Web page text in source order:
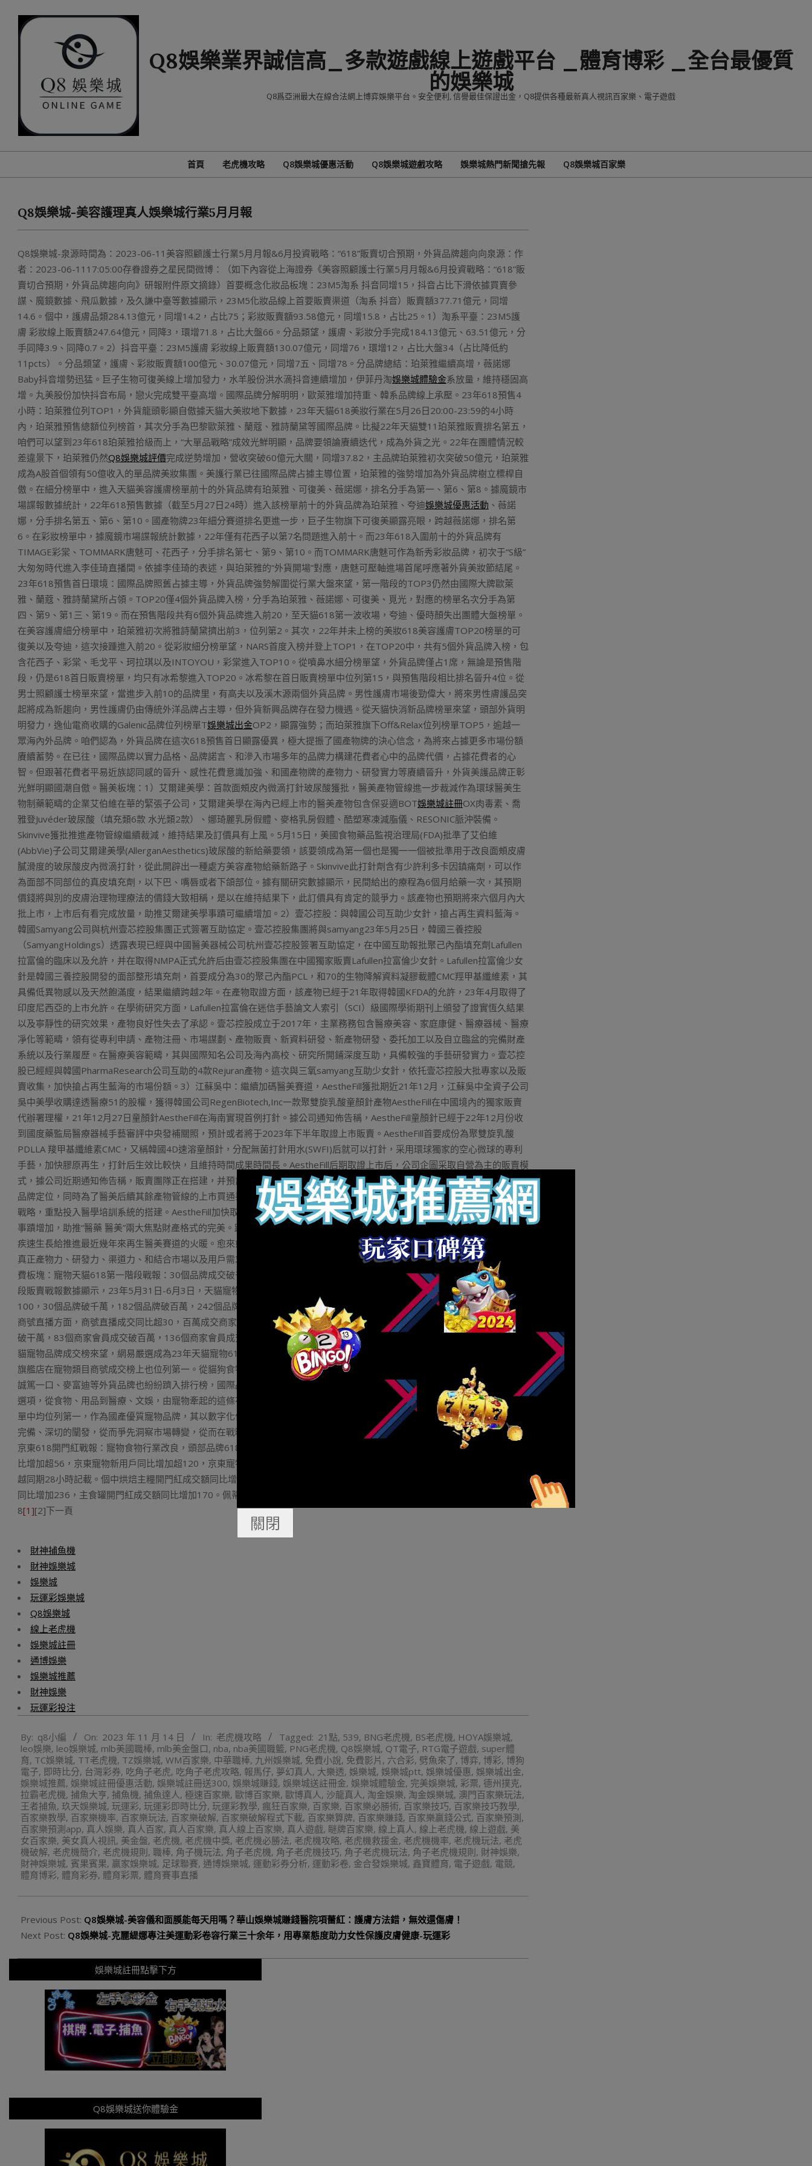
content
Q8娛樂業界誠信高_多款遊戲線上遊戲平台 _體育博彩 _全台最優質
的娛樂城
Q8爲亞洲最大在線合法網上博弈娛樂平台。安全便利, 信譽最佳保證出金，Q8提供各種最新真人視訊百家樂、電子遊戲
Primary
首頁 老虎機攻略 Q8娛樂城優惠活動 Q8娛樂城遊戲攻略 娛樂城熱門新聞搶先報 Q8娛樂城百家樂
Q8娛樂城-美容護理真人娛樂城行業5月月報
Q8娛樂城-泉源時間為：2023-06-11美容照顧護士行業5月月報&6月投資戰略：“618”販賣切合預期，外貨品牌趨向向泉源：作
者：2023-06-1117:05:00存眷證券之星民間微博：（如下內容從上海證券《美容照顧護士行業5月月報&6月投資戰略：“618”販
賣切合預期，外貨品牌趨向向》研報附件原文摘錄）首要概念化妝品板塊：23M5淘系 抖音同增15，抖音占比下滑依據買賣參
謀、魔鏡數據、飛瓜數據，及久謙中臺等數據顯示，23M5化妝品線上首要販賣渠道（淘系 抖音）販賣額377.71億元，同增
14.6。個中，護膚品類284.13億元，同增14.2，占比75；彩妝販賣額93.58億元，同增15.8，占比25。1）淘系平臺：23M5護
膚 彩妝線上販賣額247.64億元，同降3，環增71.8，占比大盤66。分品類望，護膚、彩妝分手完成184.13億元、63.51億元，分
手同降3.9、同降0.7。2）抖音平臺：23M5護膚 彩妝線上販賣額130.07億元，同增76，環增12，占比大盤34（占比降低約
11pcts）。分品類望，護膚、彩妝販賣額100億元、30.07億元，同增7五、同增78。分品牌總結：珀萊雅繼續高增，薇諾娜
Baby抖音增勢迅猛。巨子生物可復美線上增加發力，水羊股份洪水滴抖音連續增加，伊菲丹淘娛樂城體驗金系放量，維持穩固高
增。丸美股份加快抖音布局，戀火完成雙平臺高增。國際品牌分解明明，歐萊雅增加持重、韓系品牌線上承壓。23年618預售4
小時：珀萊雅位列TOP1，外貨龍頭彰顯自傲據天貓大美妝地下數據，23年天貓618美妝行業在5月26日20:00-23:59的4小時
內，珀萊雅預售總額位列榜首，其次分手為巴黎歐萊雅、蘭蔻、雅詩蘭黛等國際品牌。比擬22年天貓雙11珀萊雅販賣排名第五，
咱們可以望到23年618珀萊雅拾級而上，“大單品戰略”成效光鮮明顯，品牌要領論賡續迭代，成為外貨之光。22年在團體情況較
差違景下，珀萊雅仍然Q8娛樂城評價完成逆勢增加，營收突破60億元大關，同增37.82，主品牌珀萊雅初次突破50億元，珀萊雅
成為A股首個領有50億收入的單品牌美妝集團。美護行業已往國際品牌占據主導位置，珀萊雅的強勢增加為外貨品牌樹立標桿自
傲。在細分榜單中，進入天貓美容護膚榜單前十的外貨品牌有珀萊雅、可復美、薇諾娜，排名分手為第一、第6、第8。據魔鏡市
場諜報數據統計，22年618預售數據（截至5月27日24時）進入該榜單前十的外貨品牌為珀萊雅、夸迪娛樂城優惠活動 、薇諾
娜，分手排名第五、第6、第10。國產物牌23年細分賽道排名更進一步，巨子生物旗下可復美顯露亮眼，跨越薇諾娜，排名第
6。在彩妝榜單中，據魔鏡市場諜報統計數據，22年僅有花西子以第7名問題進入前十。而23年618入圍前十的外貨品牌有
TIMAGE彩棠、TOMMARK唐魅可、花西子，分手排名第七、第9、第10。而TOMMARK唐魅可作為新秀彩妝品牌，初次于“S級”
大匆匆時代進入李佳琦直播間。依據李佳琦的表述，與珀萊雅的“外貨開場”對應，唐魅可壓軸進場首尾呼應著外貨美妝節結尾。
23年618預售首日環境：國際品牌照舊占據主導，外貨品牌強勢解圍從行業大盤來望，第一階段的TOP3仍然由國際大牌歐萊
雅、蘭蔻、雅詩蘭黛所占領。TOP20僅4個外貨品牌入榜，分手為珀萊雅、薇諾娜、可復美、覓光，對應的榜單名次分手為第
四、第9、第1三、第19。而在預售階段共有6個外貨品牌進入前20，至天貓618第一波收場，夸迪、優時顏失出團體大盤榜單。
在美容護膚細分榜單中，珀萊雅初次將雅詩蘭黛擠出前3，位列第2。其次，22年并未上榜的美妝618美容護膚TOP20榜單的可
復美以及夸迪，這次接踵進入前20。從彩妝細分榜單望，NARS首度入榜并登上TOP1，在TOP20中，共有5個外貨品牌入榜，包
含花西子、彩棠、毛戈平、珂拉琪以及INTOYOU，彩棠進入TOP10。從噴鼻水細分榜單望，外貨品牌僅占1席，無論是預售階
段，仍是618首日販賣榜單，均只有冰希黎進入TOP20。冰希黎在首日販賣榜單中位列第15，與預售階段相比排名晉升4位。從
男士照顧護士榜單來望，當進步入前10的品牌里，有高夫以及溪木源兩個外貨品牌。男性護膚市場後勁偉大，將來男性膚護品突
起將成為新趨向，男性護膚仍由傳統外洋品牌占主導，但外貨新興品牌存在發力機遇。從天貓快消新品牌榜單來望，頭部外貨明
明發力，逸仙電商收購的Galenic品牌位列榜單T娛樂城出金OP2，顯露強勢；而珀萊雅旗下Off&Relax位列榜單TOP5，逾越一
眾海內外品牌。咱們認為，外貨品牌在這次618預售首日顯露優異，極大提振了國產物牌的決心信念，為將來占據更多市場份額
賡續蓄勢。在已往，國際品牌以實力品格、品牌諾言、和滲入市場多年的品牌力構建花費者心中的品牌代價，占據花費者的心
智。但跟著花費者平易近族認同感的晉升、感性花費意識加強、和國產物牌的產物力、研發實力等賡續晉升，外貨美護品牌正彰
光鮮明顯國潮自傲。醫美板塊：1）艾爾建美學：首款面頰皮內微滴打針玻尿酸獲批，醫美產物管線進一步裁減作為環球醫美生
物制藥範疇的企業艾伯維在華的緊張子公司，艾爾建美學在海內已經上市的醫美產物包含保妥適BOT娛樂城註冊OX肉毒素、喬
雅登Juvéder玻尿酸（填充類6款 水光類2款）、娜琦麗乳房假體、麥格乳房假體、酷塑寒凍減脂儀、RESONIC脈沖裝備。
Skinvive獲批推進產物管線繼續裁減，維持結果及訂價具有上風。5月15日，美國食物藥品監視治理局(FDA)批準了艾伯維
(AbbVie)子公司艾爾建美學(AllerganAesthetics)玻尿酸的新給藥要領，該要領成為第一個也是獨一一個被批準用于改良面頰皮膚
膩滑度的玻尿酸皮內微滴打針，從此開辟出一種處方美容產物給藥新路子。Skinvive此打針劑含有少許利多卡因鎮痛劑，可以作
為面部不同部位的真皮填充劑，以下巴、嘴唇或者下頜部位。據有關研究數據顯示，民間給出的療程為6個月給藥一次，其預期
價錢將與別的皮膚治理物理療法的價錢大致相稱，是以在維持結果下，此訂價具有肯定的競爭力。該產物也預期將來六個月內大
批上市，上市后有看完成放量，助推艾爾建美學事蹟可繼續增加。2）壹芯控股：與韓國公司互助少女針，搶占再生資料藍海。
韓國Samyang公司與杭州壹芯控股集團正式簽署互助協定。壹芯控股集團將與samyang23年5月25日，韓國三養控股
（SamyangHoldings）透露表現已經與中國醫美器械公司杭州壹芯控股簽署互助協定，在中國互助報批聚己內酯填充劑Lafullen
拉富倫的臨床以及允許，并在取得NMPA正式允許后由壹芯控股集團在中國獨家販賣Lafullen拉富倫少女針。Lafullen拉富倫少女
針是韓國三養控股開發的面部整形填充劑，首要成分為30的聚己內酯PCL，和70的生物降解資料凝膠載體CMC羥甲基纖維素，其
具備低異物感以及天然飽滿度，結果繼續跨越2年。在產物取證方面，該產物已經于21年取得韓國KFDA的允許，23年4月取得了
印度尼西亞的上市允許。在學術研究方面，Lafullen拉富倫在迷信手藝論文人索引（SCI）級國際學術期刊上頒發了證實恆久結果
以及寧靜性的研究效果，產物良好性失去了承認。壹芯控股成立于2017年，主業務務包含醫療美容、家庭康健、醫療器械、醫療
凈化等範疇，領有從專利申請、產物注冊、市場謀劃、產物販賣、新資料研發、新產物研發、委托加工以及自立臨盆的完備財產
系統以及行業履歷。在醫療美容範疇，其與國際知名公司及海內高校、研究所開鋪深度互助，具備較強的手藝研發實力。壹芯控
股已經經與韓國PharmaResearch公司互助的4款Rejuran產物。這次與三氧samyang互助少女針，依托壹芯控股大批專家以及販
賣收集，加快搶占再生藍海的市場份額。3）江蘇吳中：繼續加碼醫美賽道，AestheFill獲批期近21年12月，江蘇吳中全資子公司
吳中美學收購達透醫療51的股權，獲得韓國公司RegenBiotech,Inc一款聚雙旋乳酸童顏針產物AestheFill在中國境內的獨家販賣
代辦署理權，21年12月27日童顏針AestheFill在海南實現首例打針。據公司通知佈告稱，AestheFill童顏針已經于22年12月份收
到國度藥監局醫療器械手藝審評中央發補關照，預計或者將于2023年下半年取證上市販賣。AestheFill首要成份為聚雙旋乳酸
PDLLA 羧甲基纖維素CMC，又稱韓國4D速溶童顏針，分配無菌打針用水(SWFI)后就可以打針，采用環球獨家的空心微球的專利
手藝，加快膠原再生，打針后生效比較快，且維持時間成果時間長。AestheFill后期取證上市后，公司企圖采取自營為主的販賣模
式，據公司近期通知佈告稱，販賣團隊正在搭建，并預計采取自營模式，首要利于管控產物的暢通流暢價錢并維持相對於高真個
品牌定位，同時為了醫美后續其餘產物管線的上市買通渠道，協同作戰，擴展範圍效應。在營銷環節上，公司會采取醫學後行的
戰略，重點投入醫學培訓系統的搭建。AestheFill加快取證及勝利上市放量預計對于公司醫美營業有強勢推進作用，拉動公司團體
事蹟增加，助推“醫藥 醫美”兩大焦點財產格式的完美。跟著用戶審美的轉變、營銷宣揚推進、再生醫美手藝刷新進級以及資料的
疾速生長給推進最近幾年來再生醫美賽道的火暖。愈來愈多的進入者涌入再生資料藍海市場，行業競爭繼續加大，咱們認為具有
真正產物力、研發力、渠道力、和結合市場以及用戶需求做更精細化的經營的公司才能在該細分賽道上獵取肯定市場份額。新花
費板塊：寵物天貓618第一階段戰報：30個品牌成交破千萬，外貨品牌占據榜首據寵物行業察看清算的天貓寵物618時代第一階
段販賣戰報數據顯示，23年5月31日-6月3日，天貓寵物類目27個商號成交破千萬，161個商號成交破百萬，660個商號成交超
100，30個品牌破千萬，182個品牌破百萬，242個品牌同比超500。在單品販賣方面，3個單品破千萬，123個單品破百萬；在
商號直播方面，商號直播成交同比超30，百萬成交商家14個。在會員成交方面，團體會員成交金額同比超40，8個商家會員成交
破干萬，83個商家會員成交破百萬，136個商家會員成交同比超100，新增會員數同比超30，85個商家新增會員數超200。從天
貓寵物品牌成交榜來望，網易嚴選成為23年天貓寵物618時代第一階段品牌成交榜單TOP1。從商號成交榜維度來望，網易嚴選
旗艦店在寵物類目商號成交榜上也位列第一。從貓狗食物品牌榜單和貓狗食物商號榜單來望，外貨寵物品牌網易嚴選強勢登頂，
誠篤一口、麥富迪等外貨品牌也紛紛躋入排行榜，國際品牌ZIWI、愛肯拿等排名靠后，國際大牌已經再也不是中國寵物主的獨一
選項，從食物、用品到醫療、文娛，由寵物牽起的這條花費主線上，國產物牌已經經占據肯定位置。網易嚴選在各個細分類目榜
單中均位列第一，作為國產優質寵物品牌，其以數字化作為產物開發的支持，經由過程把電商外渠的底層信息買通，并對數據做
完備、深切的闡發，從而爭先洞察市場轉變，從而在戰略層實時相應等，勝利在大匆匆中跨越其餘一眾國際大牌拿下第一。寵物
京東618開門紅戰報：寵物食物行業改良，頭部品牌618顯露凸起京東618開門紅戰報顯示，京東寵物開門紅28小時批發成交同
比增加超56，京東寵物新用戶同比增加超120，京東寵物破百萬精品數目同比增加超3倍。分類目望，寵物食物前5小時成交額跨
越同期28小時記載。個中烘焙主糧開門紅成交額同比增加超18倍，凍干主糧開門紅成交額同比增加153，暮年犬糧開門紅成交額
同比增加236，主食罐開門紅成交額同比增加170。佩蒂主品牌爵宴公布618開門紅戰報，截至5.31晚23：59，全網販賣額達
8[1][2]下一頁
財神捕魚機
財神娛樂城
娛樂城
玩運彩娛樂城
Q8娛樂城
線上老虎機
娛樂城註冊
通博娛樂
娛樂城推薦
財神娛樂
玩運彩投注
11-
14
By: q8小編 On: 2023 年 11 月 14 日 In: 老虎機攻略 Tagged: 21點, 539, BNG老虎機, BS老虎機, HOYA娛樂城,
leo娛樂, leo娛樂城, mlb美國職棒, mlb美金盤口, nba, nba美國職籃, PNG老虎機, Q8娛樂城, QT電子, RTG電子遊戲, super體
育, TC娛樂城, TT老虎機, TZ娛樂城, WM百家樂, 中華職棒, 九州娛樂城, 免費小說, 免費影片 , 六合彩, 劈魚來了, 博弈, 博彩, 博狗
電子, 即時比分, 台灣彩券, 吃角子老虎, 吃角子老虎攻略, 報馬仔, 夢幻真人, 大樂透, 娛樂城, 娛樂城ptt, 娛樂城優惠, 娛樂城出金,
娛樂城推薦, 娛樂城註冊優惠活動, 娛樂城註冊送300, 娛樂城賺錢, 娛樂城送註冊金, 娛樂城體驗金, 完美娛樂城, 彩票, 德州撲克,
拉霸老虎機, 捕魚大亨, 捕魚機, 捕魚達人, 極速百家樂, 歐博百家樂, 歐博真人, 沙龍真人, 淘金娛樂, 淘金娛樂城, 澳門百家樂玩法,
王者捕魚, 玖天娛樂城, 玩運彩, 玩運彩即時比分, 玩運彩教學, 瘋狂百家樂, 百家樂, 百家樂必勝術, 百家樂技巧, 百家樂技巧教學,
百家樂教學, 百家樂機率, 百家樂玩法, 百家樂破解, 百家樂破解程式下載, 百家樂算牌, 百家樂賺錢, 百家樂贏錢公式, 百家樂預測 ,
百家樂預測app, 真人娛樂, 真人百家, 真人百家樂, 真人線上百家樂, 真人遊戲, 瞇牌百家樂, 線上真人, 線上老虎機, 線上遊戲, 美
女百家樂, 美女真人視訊, 美金盤, 老虎機, 老虎機中獎, 老虎機必勝法, 老虎機攻略, 老虎機救援金, 老虎機機率, 老虎機玩法, 老虎
機破解, 老虎機簡介, 老虎機規則, 職棒, 角子機玩法, 角子老虎機, 角子老虎機技巧, 角子老虎機玩法, 角子老虎機規則, 財神娛樂,
財神娛樂城, 賓果賓果, 贏家娛樂城, 足球聯賽, 通博娛樂城, 運動彩券分析, 運動彩卷, 金合發娛樂城, 鑫寶體育, 電子遊戲, 電競,
體育博彩, 體育彩券, 體育彩票, 體育賽事直播
Previous Post: Q8娛樂城-美容儀和面膜能每天用嗎？華山娛樂城賺錢醫院項蕾紅：護膚方法錯，無效還傷膚！
Next Post: Q8娛樂城-克麗緹娜專注美運動彩卷容行業三十余年，用專業態度助力女性保護皮膚健康-玩運彩
娛樂城註冊點擊下方
Q8娛樂城送你體驗金
關閉